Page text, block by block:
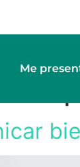
Me